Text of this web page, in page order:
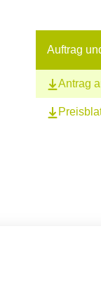
Auftrag
Antrag